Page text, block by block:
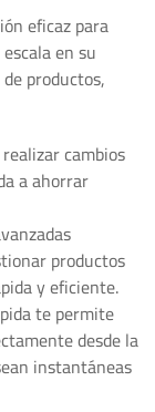
eficaz para
en su
productos,
cambios
a ahorrar
productos
y eficiente.
te permite
desde la
instantáneas